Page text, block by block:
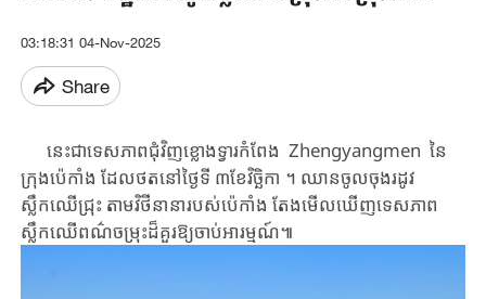
03:18:31 04-Nov-2025
Share
នេះជាទេសភាព​​ជុំវិញ​ខ្លោង​ទ្វារ​កំពែង​ ​Zhengyangmen ​​នៃ​
ក្រុងប៉េកាំង​ ​ដែលថត​នៅ​ថ្ងៃទី ៣​ខែ​វិច្ឆិកា ​​​។ ​ឈាន​ចូល​ចុងរដូវ
ស្លឹកឈើ​ជ្រុះ ​តាម​វិថី​នានា​របស់​ប៉េកាំង ​តែង​មើល​ឃើញ​ទេសភាព​
ស្លឹកឈើ​ពណ៌​ចម្រុះ​​ដ៏​គួរឱ្យចាប់អារម្មណ៍​៕​​